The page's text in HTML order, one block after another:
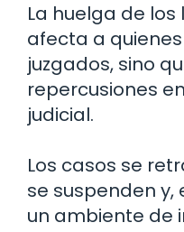
La huelga de
afecta a
juzgados, sino
repercusiones
judicial.
Los casos se
se suspenden y,
un ambiente de